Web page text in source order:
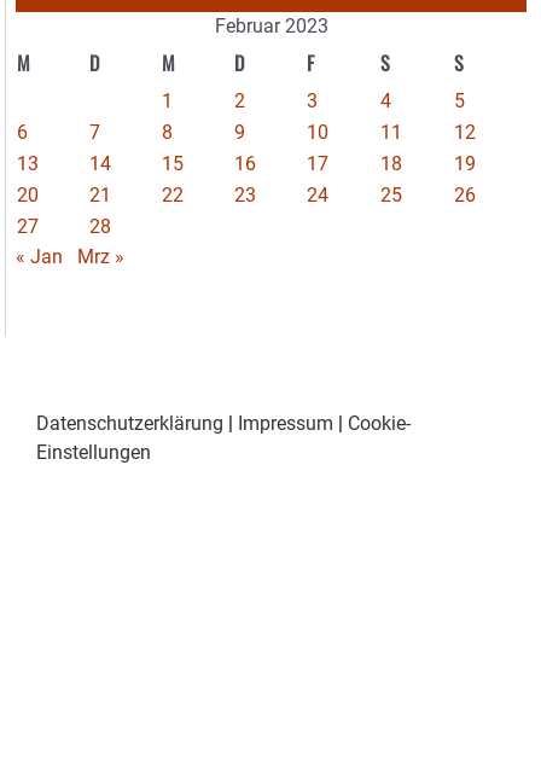
Februar 2023
M D M D F S S
1 2 3 4
5
6
7 8 9 10 11
12
13
14 15 16 17 18
19
20
21 22 23 24 25
26
27
28
« Jan
Mrz »
Datenschutzerklärung | Impressum | Cookie-
Einstellungen